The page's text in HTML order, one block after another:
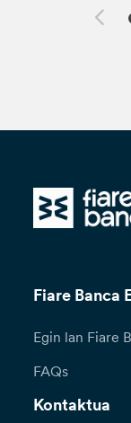
Fiare Banca
Egin lan Fiare
FAQs
Kontaktua